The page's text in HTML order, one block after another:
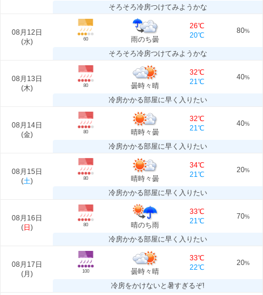
そろそろ冷房つけてみようかな
08月12日
(水) 60 雨のち曇
26℃
20℃
80%
そろそろ冷房つけてみようかな
08月13日
(木) 80 曇時々晴
32℃
21℃
40%
冷房かかる部屋に早く入りたい
08月14日
(金) 80 晴時々曇
32℃
21℃
40%
冷房かかる部屋に早く入りたい
08月15日
(土) 80 晴時々曇
34℃
21℃
20%
冷房かかる部屋に早く入りたい
08月16日
(日 ) 80 晴のち雨
33℃
21℃
70%
冷房かかる部屋に早く入りたい
08月17日
(月 ) 100 曇時々晴
33℃
22℃
20%
冷房をかけないと暑すぎるぞ!